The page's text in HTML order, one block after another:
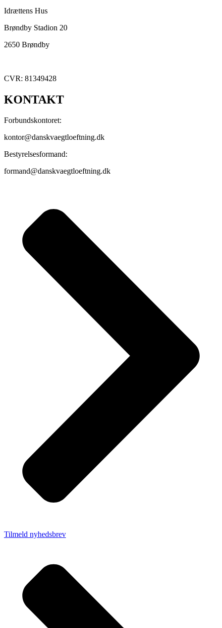
Idrættens Hus
Brøndby Stadion 20
2650 Brøndby
CVR: 81349428
KONTAKT
Forbundskontoret:
kontor@danskvaegtloeftning.dk
Bestyrelsesformand:
formand@danskvaegtloeftning.dk
Tilmeld nyhedsbrev